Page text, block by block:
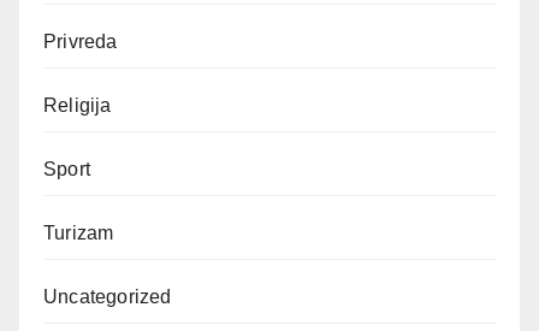
Privreda
Religija
Sport
Turizam
Uncategorized